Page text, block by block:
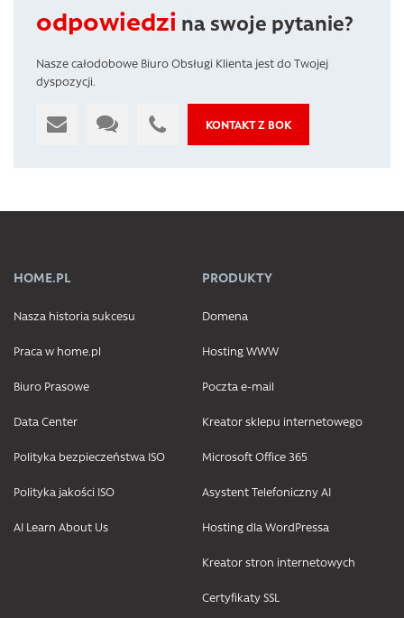
odpowiedzi na swoje pytanie?
Nasze całodobowe Biuro Obsługi Klienta jest do Twojej
dyspozycji.
KONTAKT Z BOK
HOME.PL
Nasza historia sukcesu
Praca w home.pl
Biuro Prasowe
Data Center
Polityka bezpieczeństwa ISO
Polityka jakości ISO
AI Learn About Us
PRODUKTY
Domena
Hosting WWW
Poczta e-mail
Kreator sklepu internetowego
Microsoft Office 365
Asystent Telefoniczny AI
Hosting dla WordPressa
Kreator stron internetowych
Certyfikaty SSL